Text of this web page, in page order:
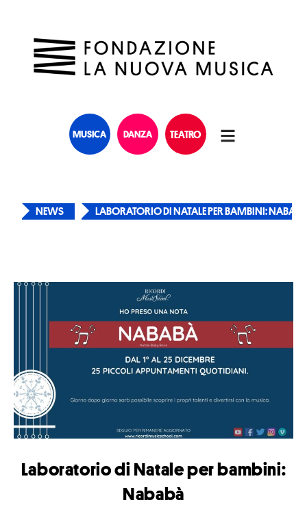
MUSICA DANZA TEATRO
NEWS LABORATORIO DI NATALE PER BAMBINI:
Laboratorio di Natale per bambini:
Nababà